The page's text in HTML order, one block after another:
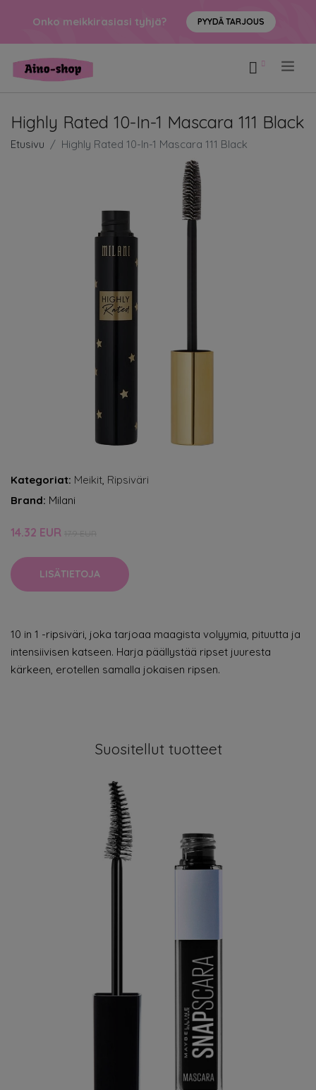
Onko meikkirasiasi tyhjä? PYYDÄ TARJOUS
Highly Rated 10-In-1 Mascara 111 Black
Etusivu Highly Rated 10-In-1 Mascara 111 Black
Kategoriat: Meikit, Ripsiväri
Brand: Milani
14.32 EUR
LISÄTIETOJA
10 in 1 -ripsiväri, joka tarjoaa maagista volyymia, pituutta ja
intensiivisen katseen. Harja päällystää ripset juuresta
kärkeen, erotellen samalla jokaisen ripsen.
Suositellut tuotteet